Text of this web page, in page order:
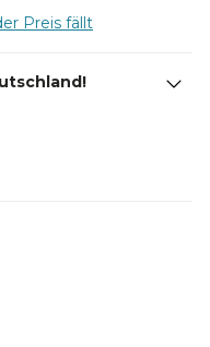
Preis fällt